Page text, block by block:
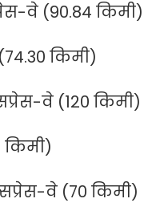
वे (90.84 किमी)
किमी)
वे (120 किमी)
किमी)
वे (70 किमी)